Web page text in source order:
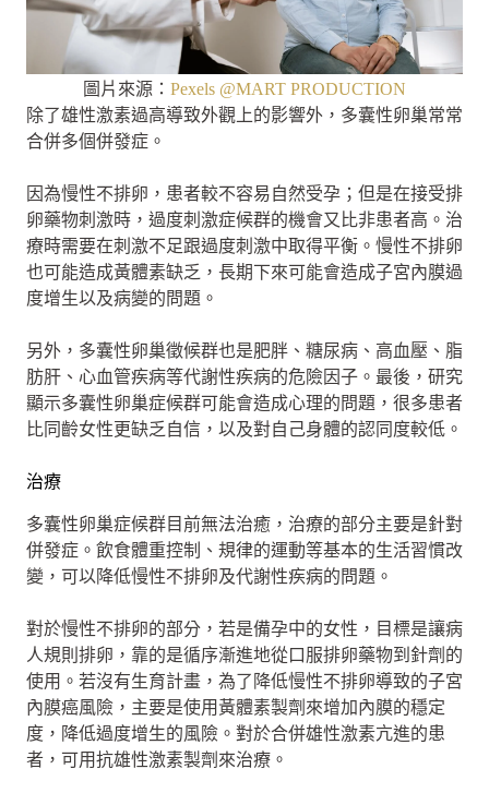
圖片來源： Pexels @MART PRODUCTION
除了雄性激素過高導致外觀上的影響外，多囊性卵巢常常
合併多個併發症。
因為慢性不排卵，患者較不容易自然受孕；但是在接受排
卵藥物刺激時，過度刺激症候群的機會又比非患者高。治
療時需要在刺激不足跟過度刺激中取得平衡。慢性不排卵
也可能造成黃體素缺乏，長期下來可能會造成子宮內膜過
度增生以及病變的問題。
另外，多囊性卵巢徵候群也是肥胖、糖尿病、高血壓、脂
肪肝、心血管疾病等代謝性疾病的危險因子。最後，研究
顯示多囊性卵巢症候群可能會造成心理的問題，很多患者
比同齡女性更缺乏自信，以及對自己身體的認同度較低。
治療
多囊性卵巢症候群目前無法治癒，治療的部分主要是針對
併發症。飲食體重控制、規律的運動等基本的生活習慣改
變，可以降低慢性不排卵及代謝性疾病的問題。
對於慢性不排卵的部分，若是備孕中的女性，目標是讓病
人規則排卵，靠的是循序漸進地從口服排卵藥物到針劑的
使用。若沒有生育計畫，為了降低慢性不排卵導致的子宮
內膜癌風險，主要是使用黃體素製劑來增加內膜的穩定
度，降低過度增生的風險。對於合併雄性激素亢進的患
者，可用抗雄性激素製劑來治療。